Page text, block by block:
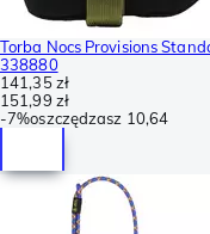
Torba Nocs Provisions
338880
141,35 zł
151,99 zł
-7%oszczędzasz 10,64